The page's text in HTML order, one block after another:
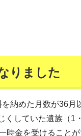
りました
納めた月数が36月
していた遺族（1
金を受けることが